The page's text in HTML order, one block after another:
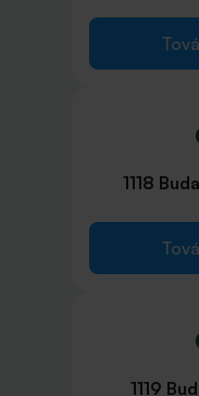
1118
1119